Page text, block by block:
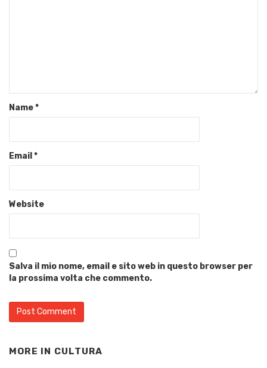
Name*
Email *
Website
Salva il mio nome, email e sito web in questo browser per
la prossima volta che commento.
MORE IN CULTURA